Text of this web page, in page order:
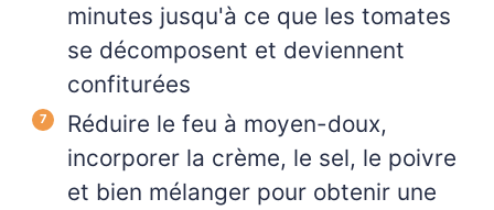
minutes jusqu'à ce que les tomates
se décomposent et deviennent
confiturées
Réduire le feu à moyen-doux,
incorporer la crème, le sel, le poivre
et bien mélanger pour obtenir une